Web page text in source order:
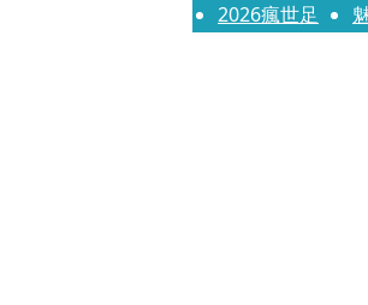
快訊
質疑陳
2026瘋世足